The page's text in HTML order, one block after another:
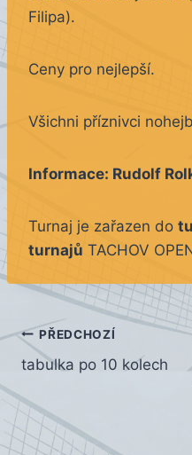
Filipa).
Ceny pro nejlepší.
Všichni příznivci
Informace: Rudolf
Turnaj je zařazen do
turnajů TACHOV
Navigace
pro
příspěvek
PŘEDCHOZÍ
tabulka po 10 kolech